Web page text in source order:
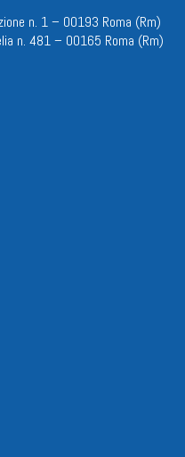
n. 1 – 00193 Roma (Rm)
n. 481 – 00165 Roma (Rm)